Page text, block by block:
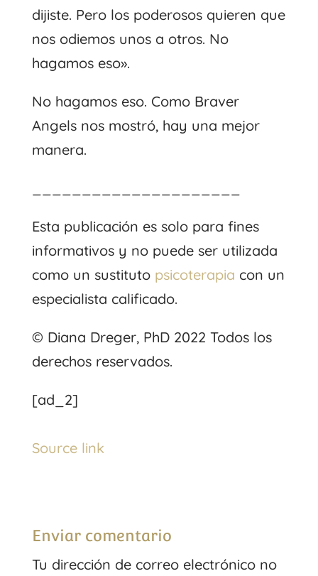
dijiste. Pero los poderosos quieren que
nos odiemos unos a otros. No
hagamos eso».
No hagamos eso. Como Braver
Angels nos mostró, hay una mejor
manera.
Esta publicación es solo para fines
informativos y no puede ser utilizada
como un sustituto psicoterapia con un
especialista calificado.
© Diana Dreger, PhD 2022 Todos los
derechos reservados.
[ad_2]
Source link
Enviar comentario
Tu dirección de correo electrónico no